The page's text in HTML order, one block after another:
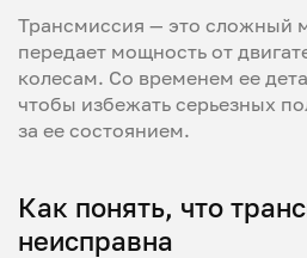
Трансмиссия — это сложный
передает мощность от
колесам. Со временем ее
чтобы избежать серьезных
за ее состоянием.
Как понять, что
неисправна